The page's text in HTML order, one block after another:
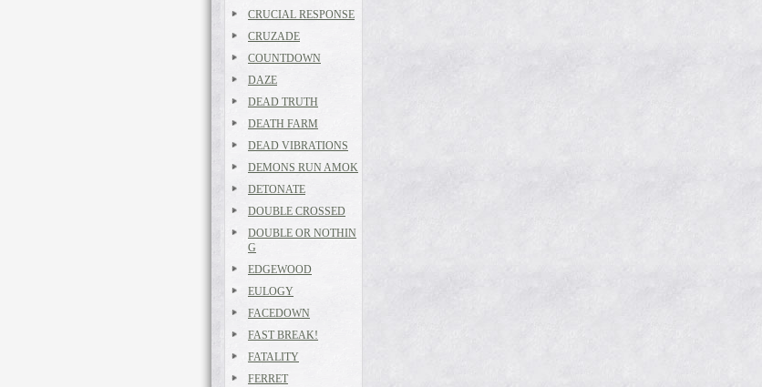
CRUCIAL RESPONSE
CRUZADE
COUNTDOWN
DAZE
DEAD TRUTH
DEATH FARM
DEAD VIBRATIONS
DEMONS RUN AMOK
DETONATE
DOUBLE CROSSED
DOUBLE OR NOTHIN
G
EDGEWOOD
EULOGY
FACEDOWN
FAST BREAK!
FATALITY
FERRET